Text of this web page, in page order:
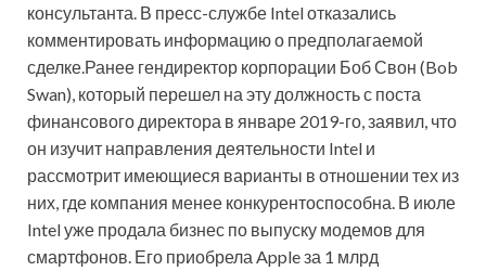
консультанта. В пресс-службе Intel отказались
комментировать информацию о предполагаемой
сделке.Ранее гендиректор корпорации Боб Свон (Bob
Swan), который перешел на эту должность с поста
финансового директора в январе 2019-го, заявил, что
он изучит направления деятельности Intel и
рассмотрит имеющиеся варианты в отношении тех из
них, где компания менее конкурентоспособна. В июле
Intel уже продала бизнес по выпуску модемов для
смартфонов. Его приобрела Apple за 1 млрд